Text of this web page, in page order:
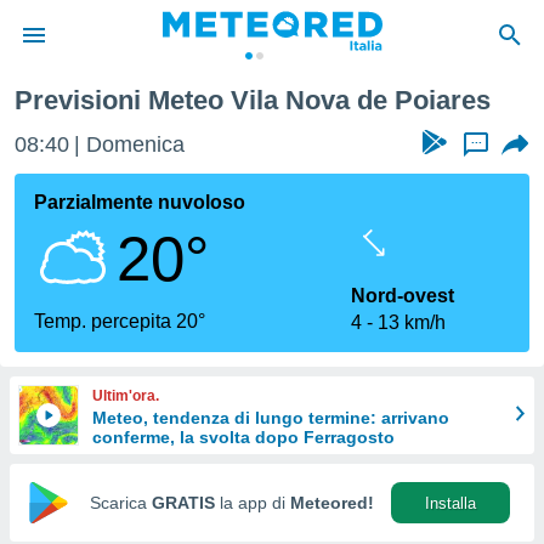
di
per
le
di
Web
Previsioni Meteo Vila Nova de Poiares
08:40 Domenica ...
Parzialmente nuvoloso
20°
Temp. percepita 20°
Nord-ovest
4
13 km/h
Ultim'ora.
Meteo, tendenza di lungo termine: arrivano
conferme, la svolta dopo Ferragosto
Scarica GRATIS la app di Meteored! Installa